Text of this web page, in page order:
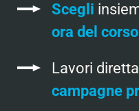
Scegli
ora del corso
Lavori
campagne